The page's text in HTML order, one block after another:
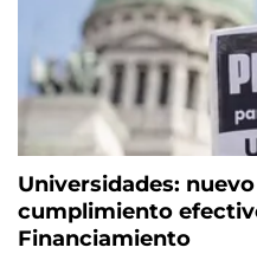
Universidades:
cumplimiento
Financiamiento